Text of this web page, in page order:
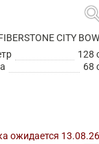
128
68
ожидается